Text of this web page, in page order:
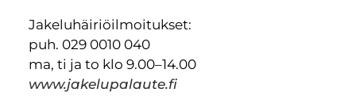
Jakeluhäiriöilmoitukset:
puh. 029 0010 040
ma, ti ja to klo 9.00–14.00
www.jakelupalaute.fi